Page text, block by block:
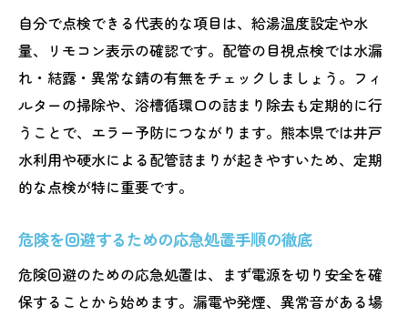
自分で点検できる代表的な項目は、給湯温度設定や水
量、リモコン表示の確認です。配管の目視点検では水漏
れ・結露・異常な錆の有無をチェックしましょう。フィ
ルターの掃除や、浴槽循環口の詰まり除去も定期的に行
うことで、エラー予防につながります。熊本県では井戸
水利用や硬水による配管詰まりが起きやすいため、定期
的な点検が特に重要です。
危険を回避するための応急処置手順の徹底
危険回避のための応急処置は、まず電源を切り安全を確
保することから始めます。漏電や発煙、異常音がある場